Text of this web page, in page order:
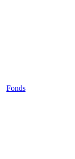
Fonds